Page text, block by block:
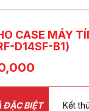
CASE MÁY
D14SF-B1)
ĐẶC BIỆT Kết